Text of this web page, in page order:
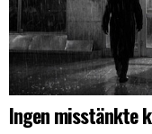
Ingen misstänkte